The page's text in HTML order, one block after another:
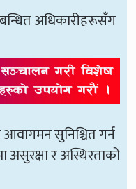
अधिकारीहरूसँग
सुनिश्चित गर्न
असुरक्षा र अस्थिरताको